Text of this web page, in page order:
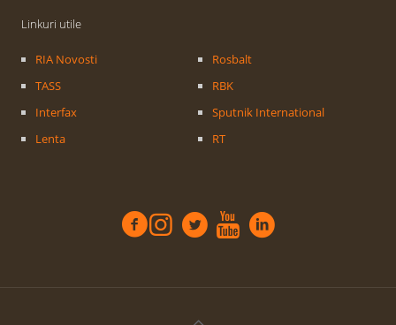
Linkuri utile
RIA Novosti
TASS
Interfax
Lenta
Rosbalt
RBK
Sputnik International
RT